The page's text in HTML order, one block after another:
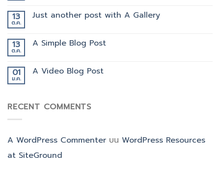
13
ต.ค.
Just another post with A Gallery
13
ต.ค.
A Simple Blog Post
01
ม.ค.
A Video Blog Post
RECENT COMMENTS
A WordPress Commenter บน WordPress Resources
at SiteGround